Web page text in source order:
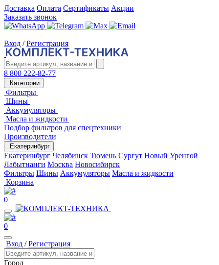
Доставка Оплата Сертификаты Акции
Заказать звонок
Вход / Регистрация
8 800 222-82-77
Категории
Фильтры
Шины
Аккумуляторы
Масла и жидкости
Подбор фильтров для спецтехники
Производители
Екатеринбург
Екатеринбург Челябинск Тюмень Сургут Новый Уренгой
Лабытнанги Москва Новосибирск
Фильтры Шины Аккумуляторы Масла и жидкости
Корзина
0
0
Вход /Регистрация
Город